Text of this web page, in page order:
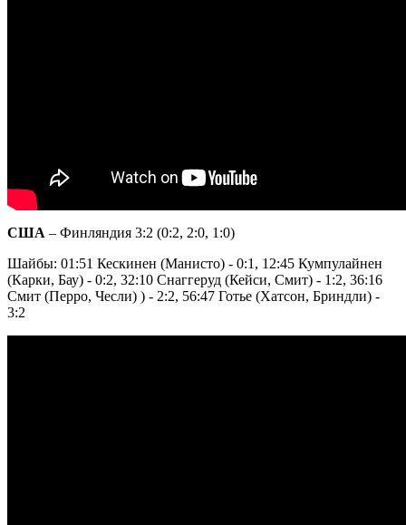
США – Финляндия 3:2 (0:2, 2:0, 1:0)
Шайбы: 01:51 Кескинен (Манисто) - 0:1, 12:45 Кумпулайнен
(Карки, Бау) - 0:2, 32:10 Снаггеруд (Кейси, Смит) - 1:2, 36:16
Смит (Перро, Чесли) ) - 2:2, 56:47 Готье (Хатсон, Бриндли) -
3:2